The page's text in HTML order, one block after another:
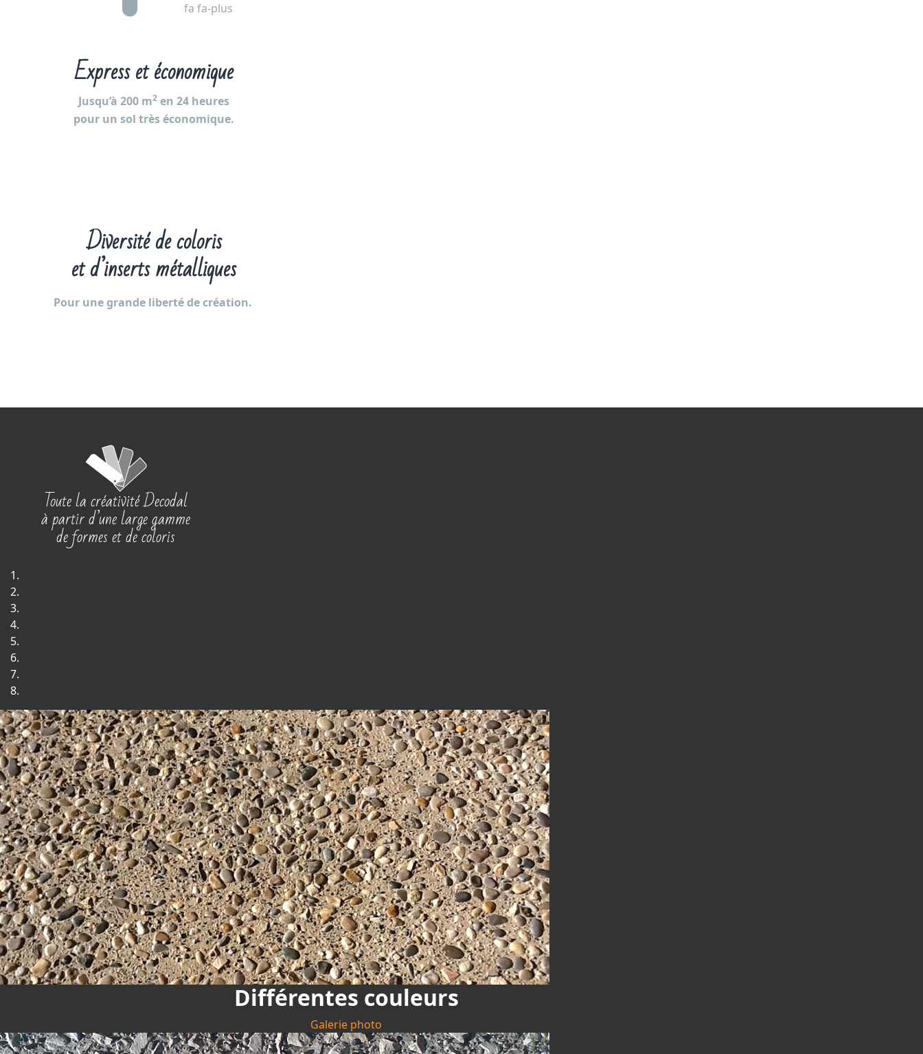
fa fa-plus
Express et économique
Jusqu’à 200 m2 en 24 heures
pour un sol très économique.
Diversité de coloris
et d’inserts métalliques
Pour une grande liberté de création.
Toute la créativité Decodal
à partir d’une large gamme
de formes et de coloris
Différentes couleurs
Galerie photo